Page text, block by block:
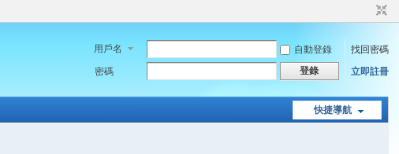
用戶名 自動登錄
找回密碼
密碼
登錄 立即註冊
快捷導航